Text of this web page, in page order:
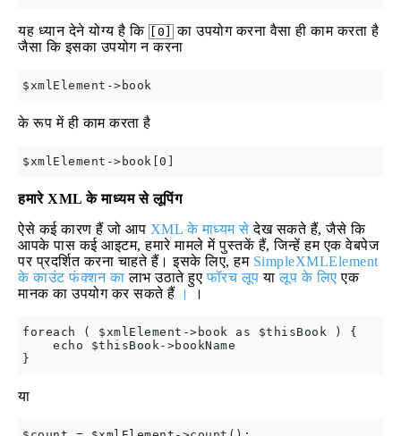
यह ध्यान देने योग्य है कि [0]
का उपयोग करना वैसा ही काम करता है
जैसा कि इसका उपयोग न करना
के रूप में ही काम करता है
हमारे XML के माध्यम से लूपिंग
ऐसे कई कारण हैं जो आप XML के माध्यम से देख सकते हैं, जैसे कि
आपके पास कई आइटम, हमारे मामले में पुस्तकें हैं, जिन्हें हम एक वेबपेज
पर प्रदर्शित करना चाहते हैं। इसके लिए, हम SimpleXMLElement
के काउंट फंक्शन का लाभ उठाते हुएफॉरच लूप यालूप के लिए एक
मानक का उपयोग कर सकते हैं
। ।
foreach ( $xmlElement->book as $thisBook ) {
    echo $thisBook->bookName
या